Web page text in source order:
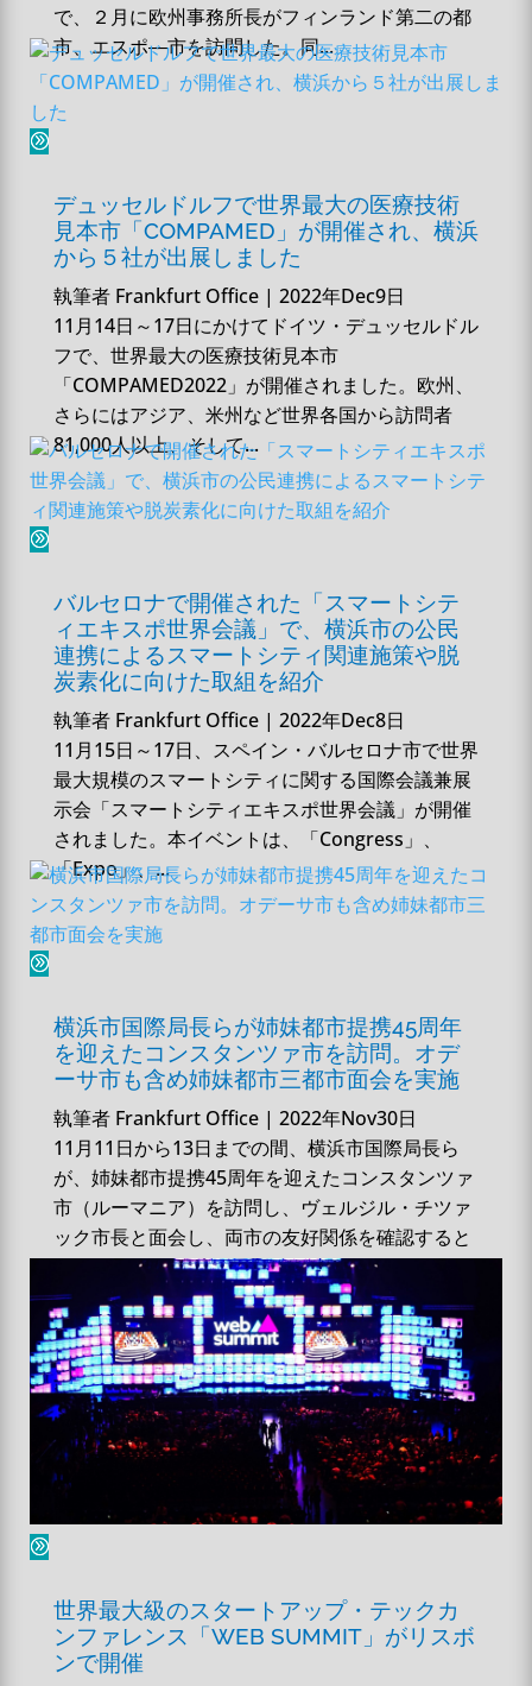
で、２月に欧州事務所長がフィンランド第二の都
市、エスポ―市を訪問した。同...
デュッセルドルフで世界最大の医療技術
見本市「COMPAMED」が開催され、横浜
から５社が出展しました
執筆者 Frankfurt Office| 2022年Dec9日
11月14日～17日にかけてドイツ・デュッセルドル
フで、世界最大の医療技術見本市
「COMPAMED2022」が開催されました。欧州、
さらにはアジア、米州など世界各国から訪問者
81,000人以上、そして...
バルセロナで開催された「スマートシテ
ィエキスポ世界会議」で、横浜市の公民
連携によるスマートシティ関連施策や脱
炭素化に向けた取組を紹介
執筆者 Frankfurt Office| 2022年Dec8日
11月15日～17日、スペイン・バルセロナ市で世界
最大規模のスマートシティに関する国際会議兼展
示会「スマートシティエキスポ世界会議」が開催
されました。本イベントは、「Congress」、
「Expo」、...
横浜市国際局長らが姉妹都市提携45周年
を迎えたコンスタンツァ市を訪問。オデ
ーサ市も含め姉妹都市三都市面会を実施
執筆者 Frankfurt Office| 2022年Nov30日
11月11日から13日までの間、横浜市国際局長ら
が、姉妹都市提携45周年を迎えたコンスタンツァ
市（ルーマニア）を訪問し、ヴェルジル・チツァ
ック市長と面会し、両市の友好関係を確認すると
ともに、今後の一層...
世界最大級のスタートアップ・テックカ
ンファレンス「WEB SUMMIT」がリスボ
ンで開催